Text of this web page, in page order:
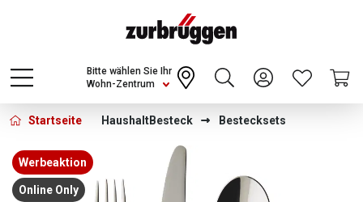
Choose a different country or region to see
content for your location and shop online
CONTINUE
Wohn-Zentrum
Bitte wählen Sie Ihr
Startseite HaushaltBesteck Bestecksets
Bildergalerie überspringen
Werbeaktion
Online Only